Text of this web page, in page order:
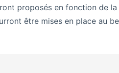
proposés en fonction de
être mises en place au